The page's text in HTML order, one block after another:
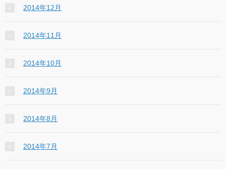
2014年12月
2014年11月
2014年10月
2014年9月
2014年8月
2014年7月